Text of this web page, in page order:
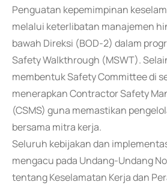
Penguatan kepemimpinan
melalui keterlibatan manajemen
bawah Direksi (BOD-2) dalam
Safety Walkthrough (MSWT).
membentuk Safety Committee di
menerapkan Contractor Safety
(CSMS) guna memastikan
bersama mitra kerja.
Seluruh kebijakan dan
mengacu pada Undang-Undang
tentang Keselamatan Kerja dan